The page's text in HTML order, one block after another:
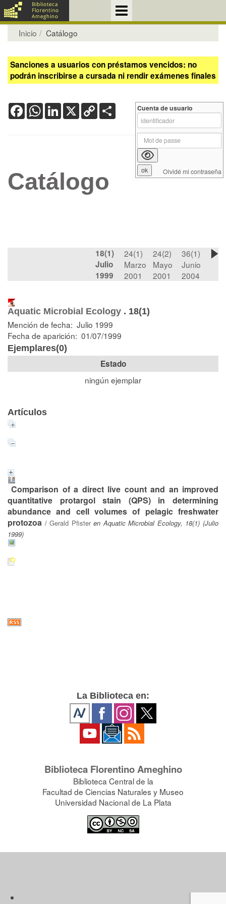
Inicio Catálogo
Sanciones a usuarios con préstamos vencidos: no
podrán inscribirse a cursada ni rendir exámenes finales
FacebookWhatsApp
LinkedIn
X Copy
Link
Catálogo
18(1)
Julio
1999
24(1)
Marzo
2001
24(2)
Mayo
2001
36(1)
Junio
2004
Aquatic Microbial Ecology . 18(1)
Mención de fecha: Julio 1999
Fecha de aparición: 01/07/1999
Ejemplares(0)
Estado
ningún ejemplar
Artículos
Comparison of a direct live count and an improved
quantitative protargol stain (QPS) in determining
abundance and cell volumes of pelagic freshwater
protozoa /Gerald Pfister en Aquatic Microbial Ecology, 18(1) (Julio
1999)
Cuenta de usuario
Olvidé mi contraseña
La Biblioteca en:
Biblioteca Florentino Ameghino
Biblioteca Central de la
Facultad de Ciencias Naturales y Museo
Universidad Nacional de La Plata